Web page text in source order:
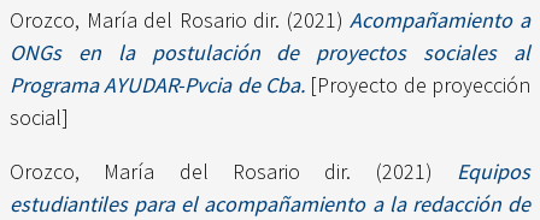
Orozco, María del Rosario dir. (2021)Acompañamiento a
ONGs en la postulación de proyectos sociales al
Programa AYUDAR-Pvcia de Cba. [Proyecto de proyección
social]
Orozco, María del Rosario dir. (2021) Equipos
estudiantiles para el acompañamiento a la redacción de